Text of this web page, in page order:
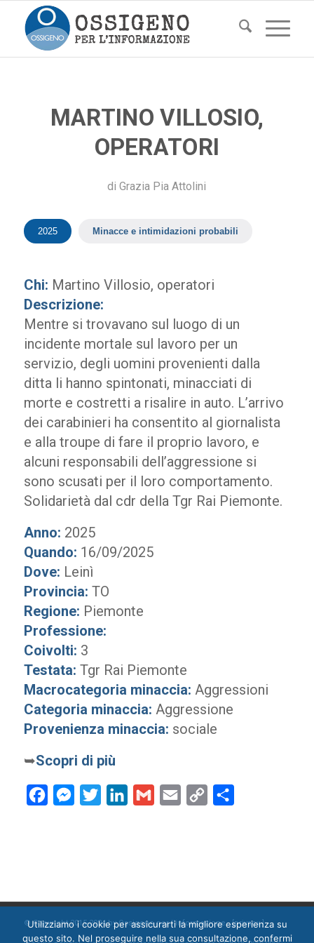
MARTINO VILLOSIO,
OPERATORI
diGrazia Pia Attolini
2025 Minacce e intimidazioni probabili
Chi: Martino Villosio, operatori
Descrizione:
Mentre si trovavano sul luogo di un
incidente mortale sul lavoro per un
servizio, degli uomini provenienti dalla
ditta li hanno spintonati, minacciati di
morte e costretti a risalire in auto. L’arrivo
dei carabinieri ha consentito al giornalista
e alla troupe di fare il proprio lavoro, e
alcuni responsabili dell’aggressione si
sono scusati per il loro comportamento.
Solidarietà dal cdr della Tgr Rai Piemonte.
Anno: 2025
Quando: 16/09/2025
Dove: Leinì
Provincia: TO
Regione: Piemonte
Professione:
Coivolti: 3
Testata: Tgr Rai Piemonte
Macrocategoria minaccia: Aggressioni
Categoria minaccia: Aggressione
Provenienza minaccia: sociale
➥Scopri di più
FacebookMessenger
Twitter LinkedInGmail Email
Copy
© Copyright 2015-2024 by Ossigeno per l'informazione [privacy]
Utilizziamo i cookie per assicurarti la migliore esperienza su
questo sito. Nel proseguire nella sua consultazione, confermi